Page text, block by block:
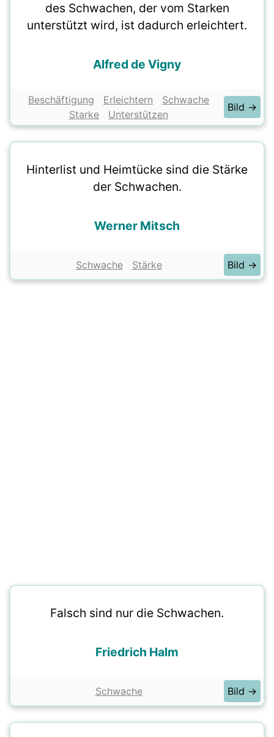
des Schwachen, der vom Starken
unterstützt wird, ist dadurch erleichtert.
Alfred de Vigny
Beschäftigung Erleichtern
Schwache
Starke
Unterstützen
Bild →
Hinterlist und Heimtücke sind die Stärke
der Schwachen.
Werner Mitsch
Schwache Stärke Bild →
Falsch sind nur die Schwachen.
Friedrich Halm
Schwache Bild →